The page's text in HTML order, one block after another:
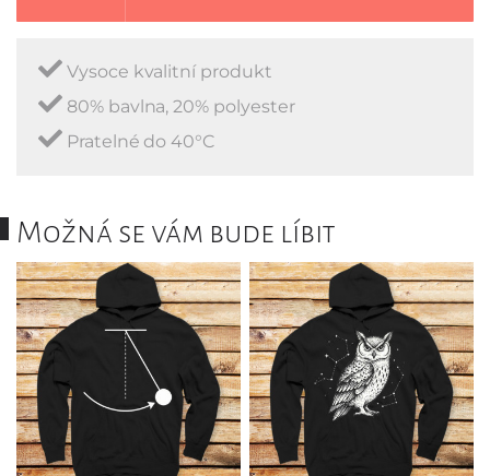
Vysoce kvalitní produkt
80% bavlna, 20% polyester
Pratelné do 40°C
Možná se vám bude líbit